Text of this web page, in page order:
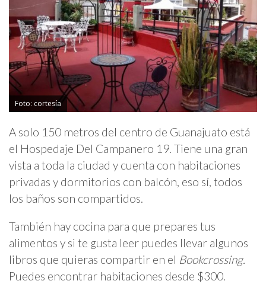
Foto: cortesía
A solo 150 metros del centro de Guanajuato está
el Hospedaje Del Campanero 19. Tiene una gran
vista a toda la ciudad y cuenta con habitaciones
privadas y dormitorios con balcón, eso sí, todos
los baños son compartidos.
También hay cocina para que prepares tus
alimentos y si te gusta leer puedes llevar algunos
libros que quieras compartir en el Bookcrossing.
Puedes encontrar habitaciones desde $300.